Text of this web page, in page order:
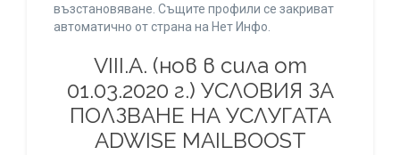
възстановяване. Същите профили се закриват
автоматично от страна на Нет Инфо.
VIII.A. (нов в сила от
01.03.2020 г.) УСЛОВИЯ ЗА
ПОЛЗВАНЕ НА УСЛУГАТА
ADWISE MAILBOOST